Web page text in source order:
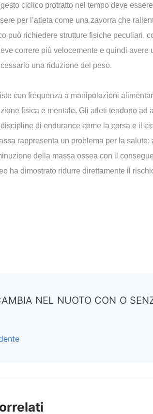
ciclico protratto nel tempo deve
per l’atleta come una zavorra che
può richiedere strutture fisiche peculiari,
correre più velocemente e quindi
una riduzione del peso.
con frequenza a manipolazioni
fisica e mentale. Gli atleti tendono
di endurance come la corsa e il
rappresenta un problema per la
della massa ossea con il
ha dimostrato ridurre direttamente il
NEL NUOTO CON O